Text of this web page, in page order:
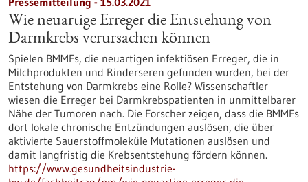
Wie neuartige Erreger die Entstehung von
Darmkrebs verursachen können
Spielen BMMFs, die neuartigen infektiösen Erreger, die in
Milchprodukten und Rinderseren gefunden wurden, bei der
Entstehung von Darmkrebs eine Rolle? Wissenschaftler
wiesen die Erreger bei Darmkrebspatienten in unmittelbarer
Nähe der Tumoren nach. Die Forscher zeigen, dass die BMMFs
dort lokale chronische Entzündungen auslösen, die über
aktivierte Sauerstoffmoleküle Mutationen auslösen und
damit langfristig die Krebsentstehung fördern können.
https://www.gesundheitsindustrie-